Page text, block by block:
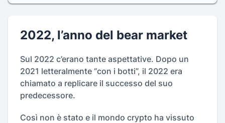
2022, l’anno del bear market
Sul 2022 c’erano tante aspettative. Dopo un
2021 letteralmente “con i botti”, il 2022 era
chiamato a replicare il successo del suo
predecessore.
Così non è stato e il mondo crypto ha vissuto